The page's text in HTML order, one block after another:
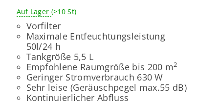
Auf Lager (>10 St)
Vorfilter
Maximale Entfeuchtungsleistung
50l/24 h
Tankgröße 5,5 L
Empfohlene Raumgröße bis 200 m2
Geringer Stromverbrauch 630 W
Sehr leise (Geräuschpegel max.55 dB)
Kontinuierlicher Abfluss